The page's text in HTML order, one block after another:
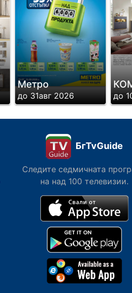
Метро
до 31авг 2026 до
БгTvGuide
Следите седмичната
на над 100 телевизии.